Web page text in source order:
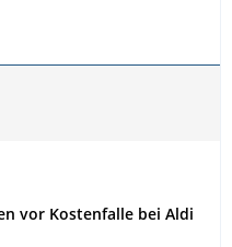
vor Kostenfalle bei Aldi